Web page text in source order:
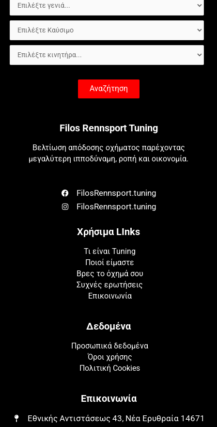
Αναζήτηση
Filos Rennsport Tuning
Βελτίωση απόδοσης οχήματος παρέχοντας
μεγαλύτερη ιπποδύναμη, ροπή και οικονομία.
FilosRennsport.tuning
FilosRennsport.tuning
Χρήσιμα LInks
Τι είναι Tuning
Ποιοί είμαστε
Βρες το όχημά σου
Συχνές ερωτήσεις
Επικοινωνία
Δεδομένα
Προσωπικά δεδομένα
Όροι χρήσης
Πολιτική Cookies
Επικοινωνία
Εθνικής Αντιστάσεως 43, Νέα Ερυθραία 14671​​